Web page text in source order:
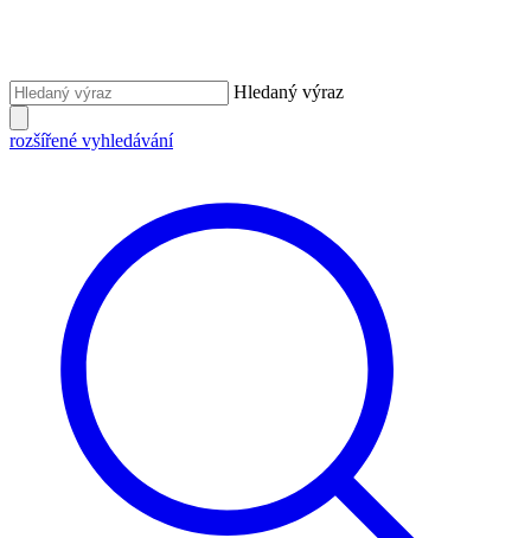
Hledaný výraz
rozšířené vyhledávání